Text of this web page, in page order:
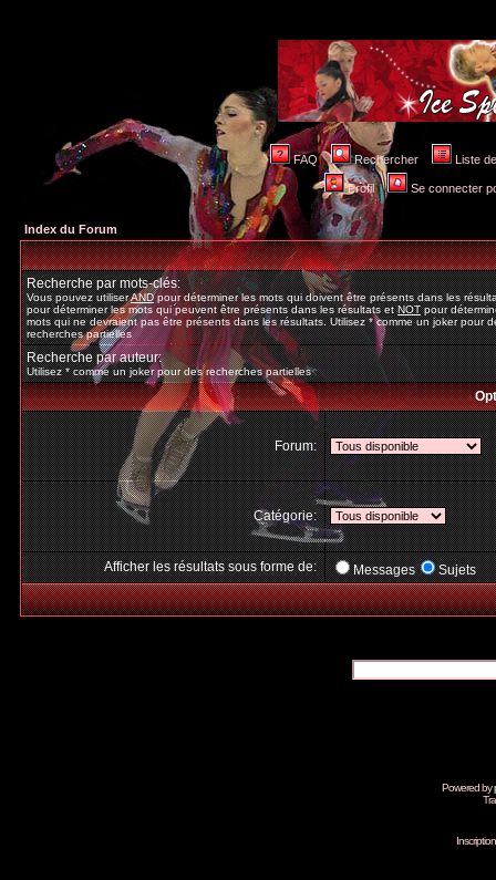
FAQ Rechercher Liste
Profil Se connecter
Index du Forum
Recherche par mots-clés:
Vous pouvez utiliserANDpour déterminer les mots qui doivent être présents dans les
pour déterminer les mots qui peuvent être présents dans les résultats etNOTpour
mots qui ne devraient pas être présents dans les résultats. Utilisez * comme un joker pour
recherches partielles
Recherche par auteur:
Utilisez * comme un joker pour des recherches partielles
Forum:
Catégorie:
Afficher les résultats sous forme de: Messages Sujets
Powered by